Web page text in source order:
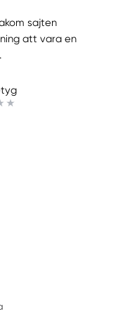
sajten
att vara en